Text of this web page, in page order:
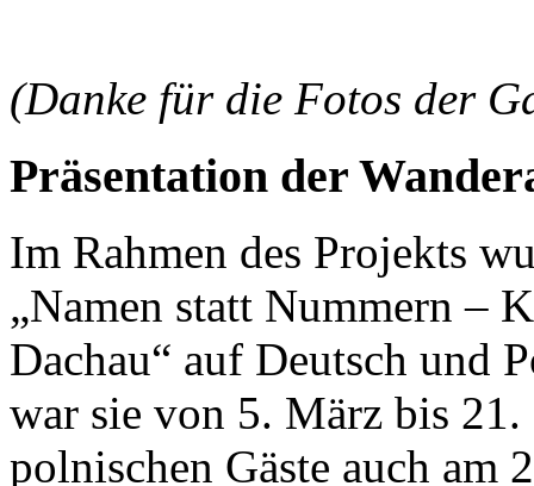
(Danke für die Fotos der
Präsentation der
Im Rahmen des Projekts
„Namen statt Nummern –
Dachau“ auf Deutsch und
war sie von 5. März bis
polnischen Gäste auch am